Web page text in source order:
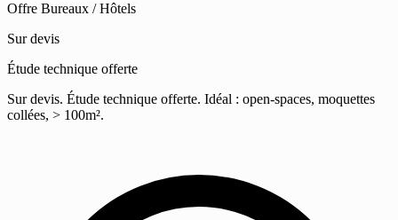
Offre Bureaux / Hôtels
Sur devis
Étude technique offerte
Sur devis. Étude technique offerte. Idéal : open-spaces, moquettes
collées, > 100m².